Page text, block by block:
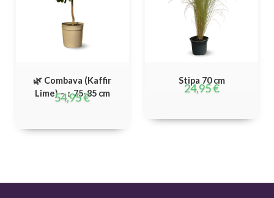
🌿 Combava (Kaffir
Lime) – ↕ 75-85 cm
54,95€
Stipa 70 cm
24,95€